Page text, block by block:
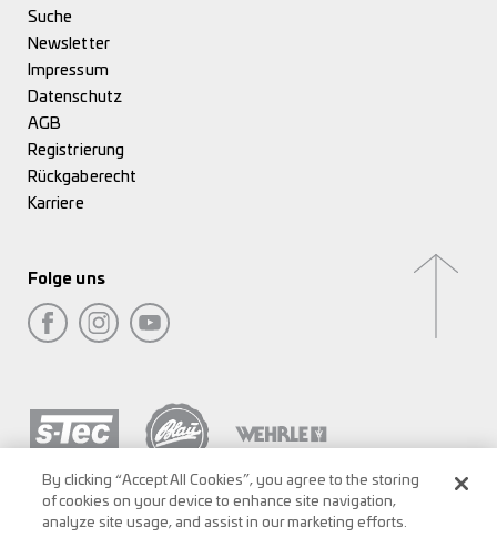
Suche
Newsletter
Impressum
Datenschutz
AGB
Registrierung
Rückgaberecht
Karriere
Folge uns
By clicking “Accept All Cookies”, you agree to the storing
of cookies on your device to enhance site navigation,
analyze site usage, and assist in our marketing efforts.